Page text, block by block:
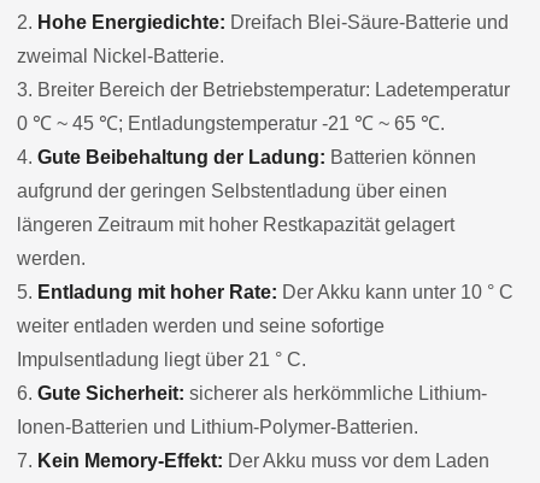
2. Hohe Energiedichte: Dreifach Blei-Säure-Batterie und
zweimal Nickel-Batterie.
3. Breiter Bereich der Betriebstemperatur: Ladetemperatur
0 ℃ ~ 45 ℃; Entladungstemperatur -21 ℃ ~ 65 ℃.
4. Gute Beibehaltung der Ladung: Batterien können
aufgrund der geringen Selbstentladung über einen
längeren Zeitraum mit hoher Restkapazität gelagert
werden.
5. Entladung mit hoher Rate: Der Akku kann unter 10 ° C
weiter entladen werden und seine sofortige
Impulsentladung liegt über 21 ° C.
6. Gute Sicherheit: sicherer als herkömmliche Lithium-
Ionen-Batterien und Lithium-Polymer-Batterien.
7. Kein Memory-Effekt: Der Akku muss vor dem Laden